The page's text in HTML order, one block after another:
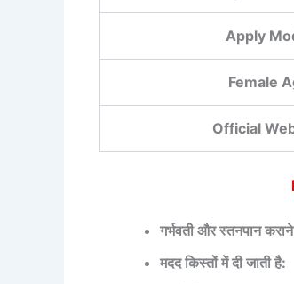
Apply
Female
Official
गर्भवती और स्तनपान
मदद किस्तों में दी जाती है: